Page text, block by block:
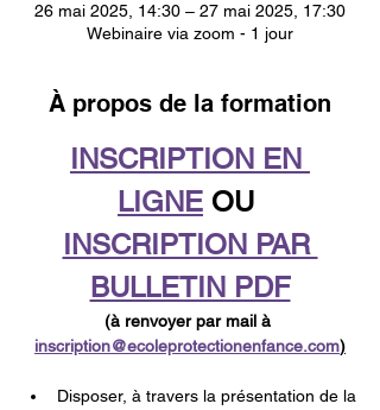
26 mai 2025, 14:30 – 27 mai 2025, 17:30
Webinaire via zoom - 1 jour
À propos de la formation
INSCRIPTION EN
LIGNE OU
INSCRIPTION PAR
BULLETIN PDF
(à renvoyer par mail à
inscription@ecoleprotectionenfance.com)
Disposer, à travers la présentation de la